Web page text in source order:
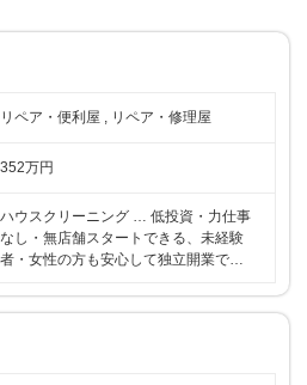
リペア・便利屋 , リペア・修理屋
352万円
ハウスクリーニング … 低投資・力仕事
なし・無店舗スタートできる、未経験
者・女性の方も安心して独立開業で…